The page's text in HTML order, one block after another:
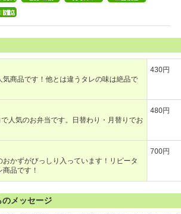
商品です！他とは違うタレの味は絶品で
430円
人気のお弁当です。日替わり・月替りでお
480円
かずがびっしり入っています！リピータ
品です！
700円
のメッセージ